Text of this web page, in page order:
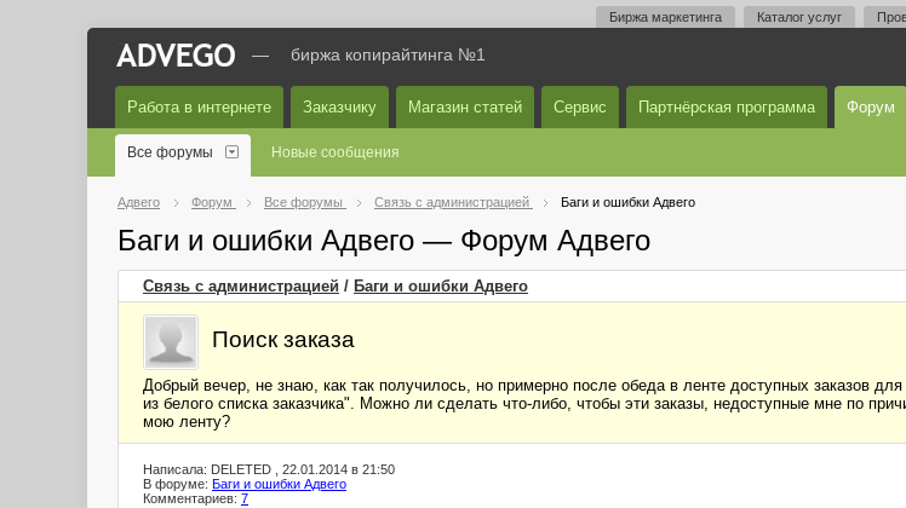
Биржа маркетинга Каталог услуг
— биржа копирайтинга №1
Работа в интернете Заказчику Магазин статей Сервис Партнёрская программа Форум
Все форумы Новые сообщения
Адвего Форум Все форумы Связь с администрацией Баги и ошибки Адвего
Баги и ошибки Адвего — Форум Адвего
Связь с администрацией / Баги и ошибки Адвего
Поиск заказа
Добрый вечер, не знаю, как так получилось, но примерно после обеда в ленте доступных заказов
из белого списка заказчика". Можно ли сделать что-либо, чтобы эти заказы, недоступные мне по
мою ленту?
Написала: DELETED , 22.01.2014 в 21:50
В форуме: Баги и ошибки Адвего
Комментариев: 7